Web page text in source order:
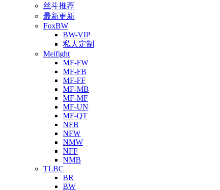
丝斗推荐
最新更新
FoxBW
BW-VIP
私人定制
Meifight
MF-FW
MF-FB
MF-FF
MF-MB
MF-MF
MF-UN
MF-QT
NFB
NFW
NMW
NFF
NMB
TLBC
BR
BW